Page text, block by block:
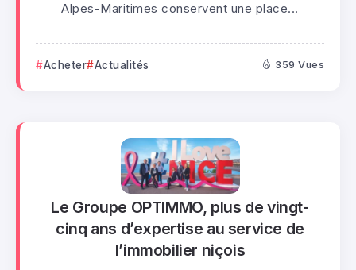
Alpes-Maritimes conservent une place...
Acheter Actualités 359 Vues
Le Groupe OPTIMMO, plus de vingt-
cinq ans d’expertise au service de
l’immobilier niçois